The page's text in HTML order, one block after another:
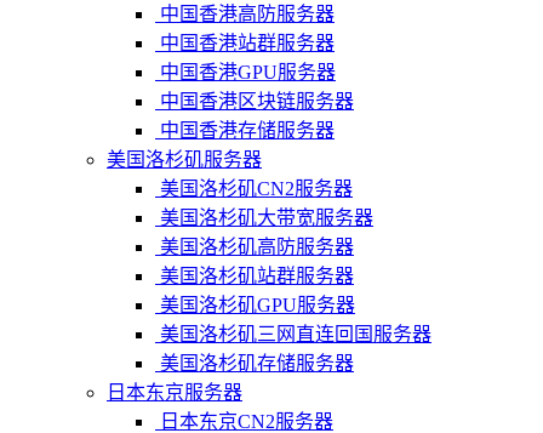
中国香港高防服务器
中国香港站群服务器
中国香港GPU服务器
中国香港区块链服务器
中国香港存储服务器
美国洛杉矶服务器
美国洛杉矶CN2服务器
美国洛杉矶大带宽服务器
美国洛杉矶高防服务器
美国洛杉矶站群服务器
美国洛杉矶GPU服务器
美国洛杉矶三网直连回国服务器
美国洛杉矶存储服务器
日本东京服务器
日本东京CN2服务器